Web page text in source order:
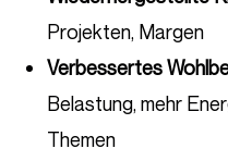
Projekten, Margen
Verbessertes
Belastung, mehr
Themen